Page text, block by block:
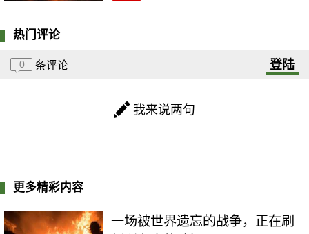
热门评论
0 条评论 登陆
我来说两句
更多精彩内容
一场被世界遗忘的战争，正在刷